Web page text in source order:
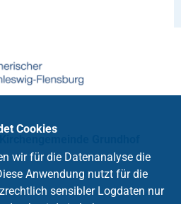
Cookies
wir für die Datenanalyse die
Anwendung nutzt für die
sensibler Logdaten nur